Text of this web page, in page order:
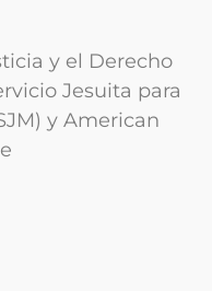
y el Derecho
Jesuita para
y American